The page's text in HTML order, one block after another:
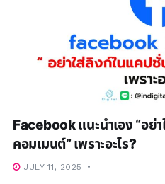
Facebook แนะนำเอง “อย่
คอมเมนต์” เพราะอะไร?
JULY 11, 2025